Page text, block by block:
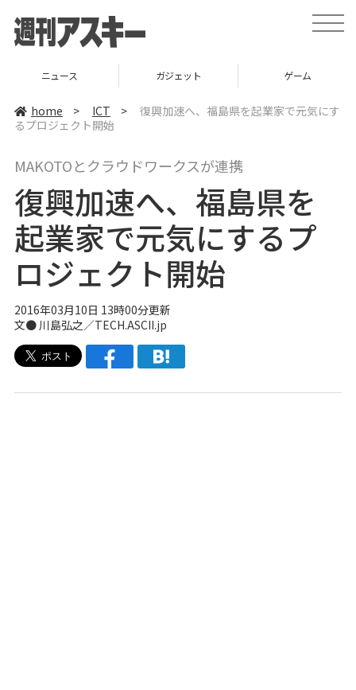
t
o
v
ニュース ガジェット ゲーム
home > ICT >
復興加速へ、福島県を起業家で元気にす
るプロジェクト開始
MAKOTOとクラウドワークスが連携
復興加速へ、福島県を
起業家で元気にするプ
ロジェクト開始
2016年03月10日 13時00分更新
文● 川島弘之／TECH.ASCII.jp